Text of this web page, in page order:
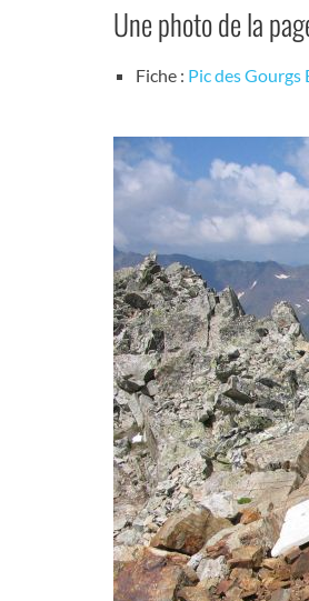
Une photo de la
Fiche : Pic des Gourgs